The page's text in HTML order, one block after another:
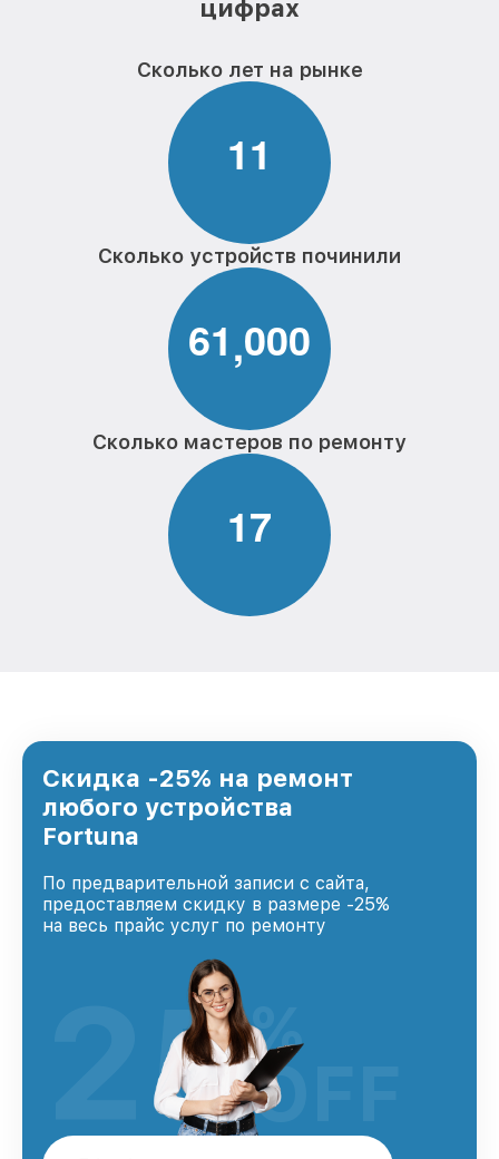
цифрах
Сколько лет на рынке
11
Сколько устройств починили
61,000
Сколько мастеров по ремонту
17
Скидка -25% на ремонт
любого устройства
Fortuna
По предварительной записи с сайта,
предоставляем скидку в размере -25%
на весь прайс услуг по ремонту
25%
OFF